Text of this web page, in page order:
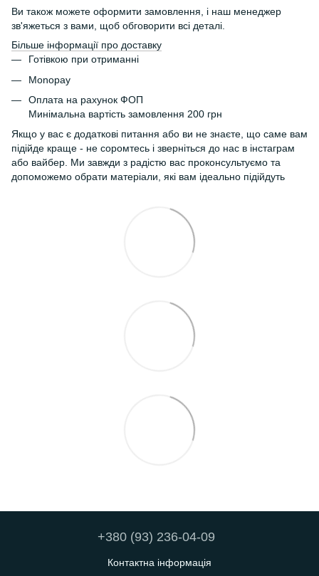
Ви також можете оформити замовлення, і наш менеджер
зв'яжеться з вами, щоб обговорити всі деталі.
Більше інформації про доставку
Готівкою при отриманні
Monopay
Оплата на рахунок ФОП
Минімальна вартість замовлення 200 грн
Якщо у вас є додаткові питання або ви не знаєте, що саме вам
підійде краще - не соромтесь і зверніться до нас в інстаграм
або вайбер. Ми завжди з радістю вас проконсультуємо та
допоможемо обрати матеріали, які вам ідеально підійдуть
+380 (93) 236-04-09
Контактна інформація